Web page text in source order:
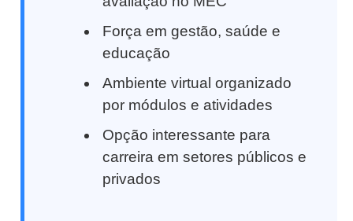
Força em gestão, saúde e
educação
Ambiente virtual organizado
por módulos e atividades
Opção interessante para
carreira em setores públicos e
privados